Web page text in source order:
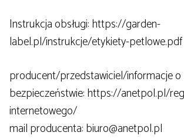
Instrukcja obsługi: https://garden-
label.pl/instrukcje/etykiety-petlowe.pdf
producent/przedstawiciel/informacje o
bezpieczeństwie: https://anetpol.pl/
internetowego/
mail producenta: biuro@anetpol.pl